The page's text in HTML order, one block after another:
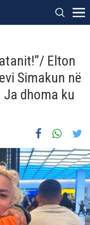
Elton
Simakun në
dhoma ku